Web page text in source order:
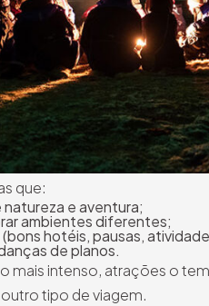
que:
natureza e aventura;
ambientes diferentes;
hotéis, pausas,
de planos.
mais intenso, atrações o
tipo de viagem.